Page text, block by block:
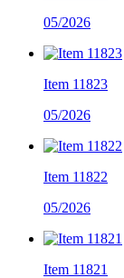
05/2026
Item 11823
05/2026
Item 11822
05/2026
Item 11821